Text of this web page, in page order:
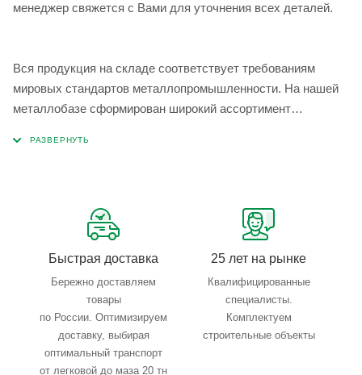
менеджер свяжется с Вами для уточнения всех деталей.
Вся продукция на складе соответствует требованиям
мировых стандартов металлопромышленности. На нашей
металлобазе сформирован широкий ассортимент
Быстрая доставка
Бережно доставляем
товары
по России. Оптимизируем
доставку, выбирая
оптимальный транспорт
от легковой до маза 20 тн
25 лет на рынке
Квалифицированные
специалисты.
Комплектуем
строительные объекты